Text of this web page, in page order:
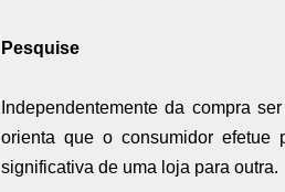
Pesquise
Independentemente da compra
orienta que o consumidor efetue
significativa de uma loja para outra.